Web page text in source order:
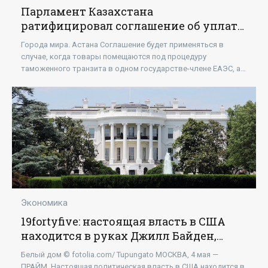
Парламент Казахстана
ратифицировал соглашение об уплате
таможенных пошлин при транзите в
рамках ЕАЭС - «Экономика»
Города мира. Астана Соглашение будет применяться в
случае, когда товары помещаются под процедуру
таможенного транзита в одном государстве-члене ЕАЭС, а
Экономика
19fortyfive: настоящая власть в США
находится в руках Джилл Байден,
жены президента - «Экономика»
Белый дом © fotolia.com/ Tupungato МОСКВА, 4 мая —